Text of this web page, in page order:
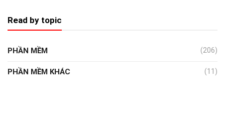
Read by topic
PHẦN MỀM (206)
PHẦN MỀM KHÁC (11)